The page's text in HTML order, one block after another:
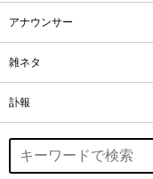
アナウンサー
雑ネタ
訃報